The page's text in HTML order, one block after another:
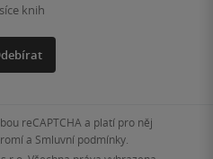
knih
reCAPTCHA a platí pro něj
a Smluvní podmínky